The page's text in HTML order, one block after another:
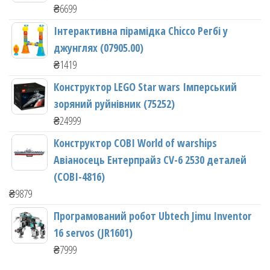
₴6699
Інтерактивна пірамідка Chicco Регбі у
джунглях (07905.00)
₴1419
Конструктор LEGO Star wars Імперський
зоряний руйнівник (75252)
₴24999
Конструктор COBI World of warships
Авіаносець Ентерпрайз CV-6 2530 деталей
(COBI-4816)
₴9879
Програмований робот Ubtech Jimu Inventor
16 servos (JR1601)
₴7999